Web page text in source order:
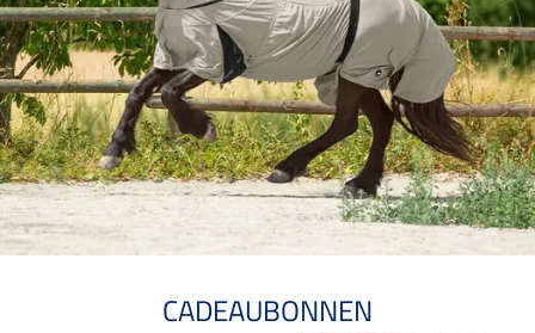
CADEAUBONNEN